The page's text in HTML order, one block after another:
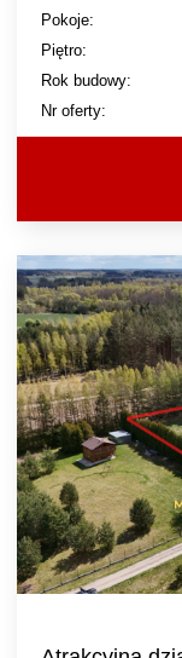
Pokoje:
Piętro:
Rok budowy:
Nr oferty: